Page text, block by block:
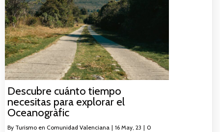
Descubre cuánto tiempo
necesitas para explorar el
Oceanogràfic
By Turismo en Comunidad Valenciana | 16 May, 23 | 0